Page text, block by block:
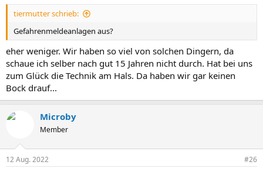
tiermutter schrieb:
Gefahrenmeldeanlagen aus?
eher weniger. Wir haben so viel von solchen Dingern, da
schaue ich selber nach gut 15 Jahren nicht durch. Hat bei uns
zum Glück die Technik am Hals. Da haben wir gar keinen
Bock drauf...
Microby
Member
12 Aug. 2022 #26